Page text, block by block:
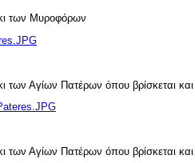
των Μυροφόρων
Αγίων Πατέρων όπου βρίσκεται και
Αγίων Πατέρων όπου βρίσκεται και